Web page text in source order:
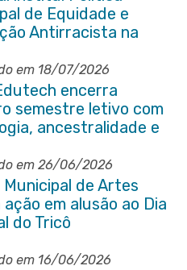
de Equidade e
Antirracista na
em 18/07/2026
encerra
semestre letivo com
ancestralidade e
estudantil em
em 26/06/2026
Municipal de Artes
em alusão ao Dia
do Tricô
em 16/06/2026